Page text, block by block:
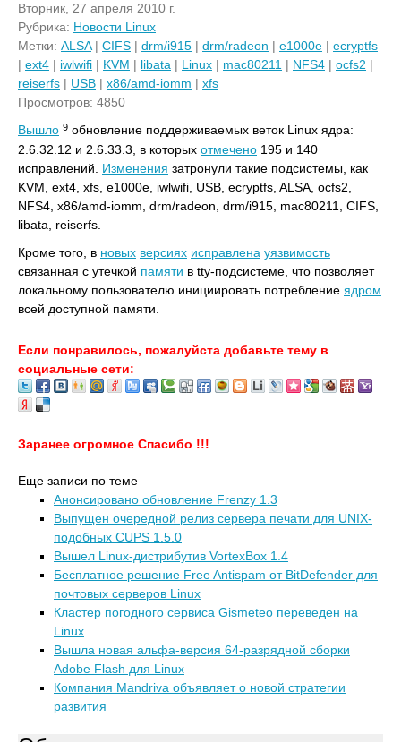
Вторник, 27 апреля 2010 г.
Рубрика: Новости Linux
Метки: ALSA| CIFS | drm/i915 | drm/radeon | e1000e | ecryptfs
| ext4 | iwlwifi | KVM | libata | Linux | mac80211 | NFS4 | ocfs2 |
reiserfs | USB | x86/amd-iomm | xfs
Просмотров: 4850
Вышло 9 обновление поддерживаемых веток Linux ядра:
2.6.32.12 и 2.6.33.3, в которых отмечено 195 и 140
исправлений. Изменения затронули такие подсистемы, как
KVM, ext4, xfs, e1000e, iwlwifi, USB, ecryptfs, ALSA, ocfs2,
NFS4, x86/amd-iomm, drm/radeon, drm/i915, mac80211, CIFS,
libata, reiserfs.
Кроме того, в новых версиях исправлена уязвимость
связанная с утечкой памяти в tty-подсистеме, что позволяет
локальному пользователю инициировать потребление ядром
всей доступной памяти.
Если понравилось, пожалуйста добавьте тему в
социальные сети:
Заранее огромное Спасибо !!!
Еще записи по теме
Анонсировано обновление Frenzy 1.3
Выпущен очередной релиз сервера печати для UNIX-
подобных CUPS 1.5.0
Вышел Linuх-дистрибутив VortexBox 1.4
Бесплатное решение Free Antispam от BitDefender для
почтовых серверов Linux
Кластер погодного сервиса Gismeteo переведен на
Linux
Вышла новая альфа-версия 64-разрядной сборки
Adobe Flash для Linux
Компания Mandriva объявляет о новой стратегии
развития